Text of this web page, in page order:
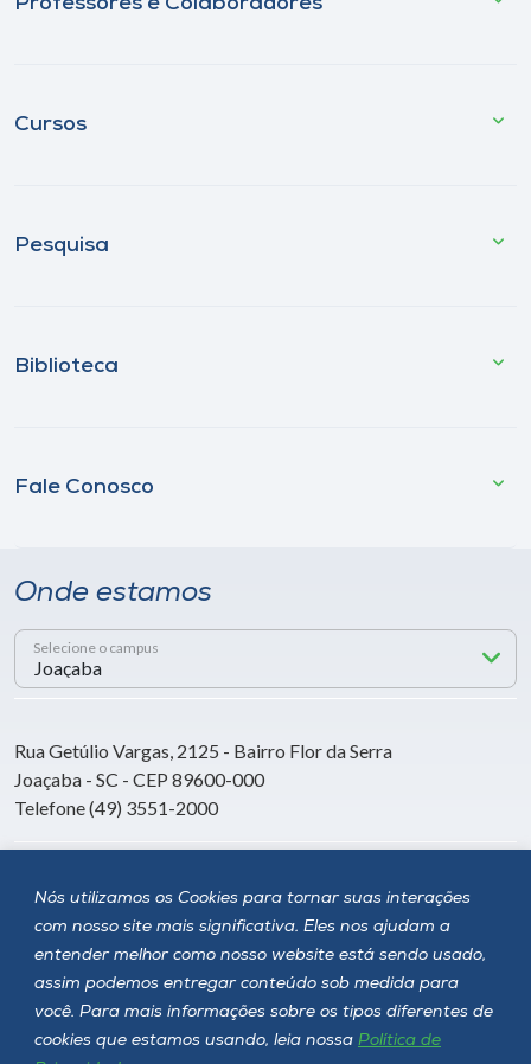
Nós utilizamos os Cookies para tornar suas interações
com nosso site mais significativa. Eles nos ajudam a
entender melhor como nosso website está sendo usado,
assim podemos entregar conteúdo sob medida para
você. Para mais informações sobre os tipos diferentes de
cookies que estamos usando, leia nossa Política de
Cursos
Pesquisa
Biblioteca
Fale Conosco
Onde estamos
Selecione o campus
Rua Getúlio Vargas, 2125 - Bairro Flor da Serra
Joaçaba - SC - CEP 89600-000
Telefone (49) 3551-2000
Siga a Unoesc